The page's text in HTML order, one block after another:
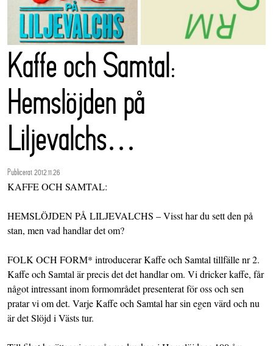
Kaffe och Samtal:
Hemslöjden på
Liljevalchs…
Publicerat 2012.11.26
KAFFE OCH SAMTAL:
HEMSLÖJDEN PÅ LILJEVALCHS – Visst har du sett den på
stan, men vad handlar det om?
FOLK OCH FORM* introducerar Kaffe och Samtal tillfälle nr 2.
Kaffe och Samtal är precis det det handlar om. Vi dricker kaffe, får
något intressant inom formområdet presenterat för oss och sen
pratar vi om det. Varje Kaffe och Samtal har sin egen värd och nu
är det Slöjd i Västs tur.